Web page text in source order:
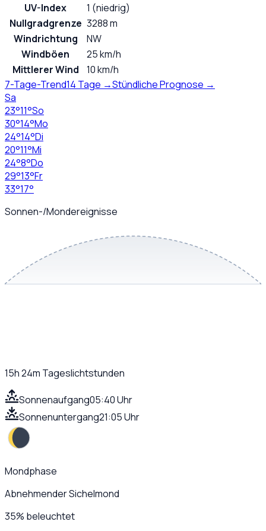
UV-Index
1 (niedrig)
Nullgradgrenze 3288 m
Windrichtung
NW
Windböen
25 km/h
Mittlerer Wind
10 km/h
7-Tage-Trend14 Tage →Stündliche Prognose →
Sa
23°11°So
30°14°Mo
24°14°Di
20°11°Mi
24°8°Do
29°13°Fr
33°17°
Sonnen-/Mondereignisse
15h 24m Tageslichtstunden
Sonnenaufgang05:40 Uhr
Sonnenuntergang21:05 Uhr
Mondphase
Abnehmender Sichelmond
35% beleuchtet